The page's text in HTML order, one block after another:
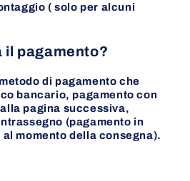
( solo per alcuni
il pagamento?
di pagamento che
bancario, pagamento con
pagina successiva,
(pagamento in
momento della consegna).